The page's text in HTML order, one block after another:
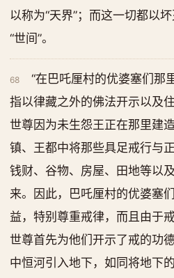
以称为“天界”；而这一切都以
“世间”。
68
“在巴吒厘村的优婆塞们那
指以律藏之外的佛法开示以及
世尊因为未生怨王正在那里建
镇、王都中将那些具足戒行与
钱财、谷物、房屋、田地等以
来。因此，巴吒厘村的优婆塞
益，特别尊重戒律，而且由于
世尊首先为他们开示了戒的功
中恒河引入地下，如同将地下